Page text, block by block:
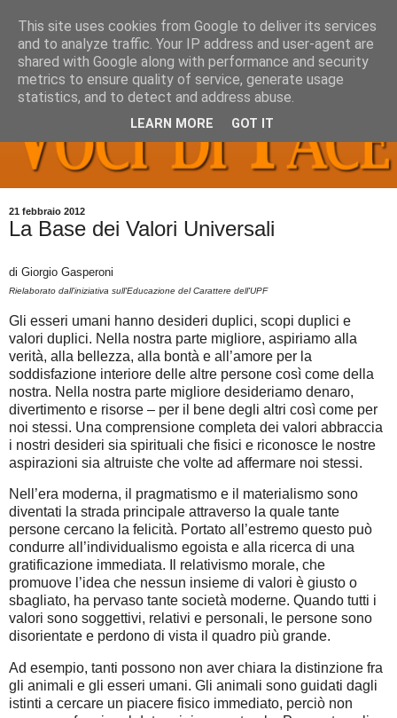
21 febbraio 2012
La Base dei Valori Universali
di Giorgio Gasperoni
Rielaborato dall'iniziativa sull'Educazione del Carattere dell'UPF
Gli esseri umani hanno desideri duplici, scopi duplici e
valori duplici. Nella nostra parte migliore, aspiriamo alla
verità, alla bellezza, alla bontà e all’amore per la
soddisfazione interiore delle altre persone così come della
nostra. Nella nostra parte migliore desideriamo denaro,
divertimento e risorse – per il bene degli altri così come per
noi stessi. Una comprensione completa dei valori abbraccia
i nostri desideri sia spirituali che fisici e riconosce le nostre
aspirazioni sia altruiste che volte ad affermare noi stessi.
Nell’era moderna, il pragmatismo e il materialismo sono
diventati la strada principale attraverso la quale tante
persone cercano la felicità. Portato all’estremo questo può
condurre all’individualismo egoista e alla ricerca di una
gratificazione immediata. Il relativismo morale, che
promuove l’idea che nessun insieme di valori è giusto o
sbagliato, ha pervaso tante società moderne. Quando tutti i
valori sono soggettivi, relativi e personali, le persone sono
disorientate e perdono di vista il quadro più grande.
Ad esempio, tanti possono non aver chiara la distinzione fra
gli animali e gli esseri umani. Gli animali sono guidati dagli
istinti a cercare un piacere fisico immediato, perciò non
This site uses cookies from Google to deliver its services
and to analyze traffic. Your IP address and user-agent are
shared with Google along with performance and security
metrics to ensure quality of service, generate usage
statistics, and to detect and address abuse.
LEARN MORE GOT IT